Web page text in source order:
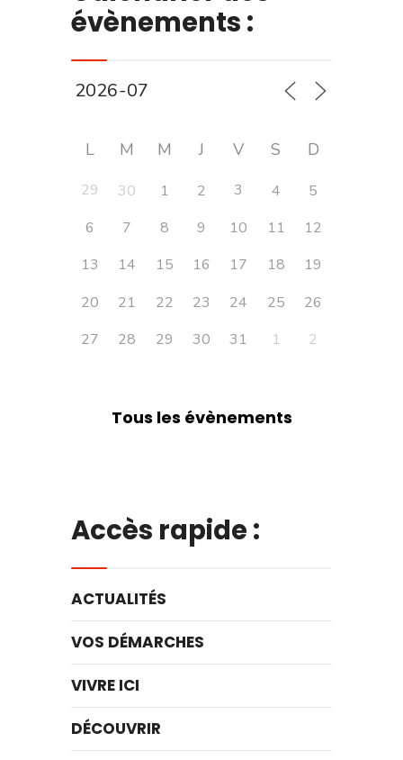
évènements :
L M M J V S D
29 30 1 2 3 4
5
6
7 8 9 10 11
12
13
14 15 16 17 18
19
20
21 22 23 24 25
26
27
28 29 30 31 1 2
Tous les évènements
Accès rapide :
ACTUALITÉS
VOS DÉMARCHES
VIVRE ICI
DÉCOUVRIR